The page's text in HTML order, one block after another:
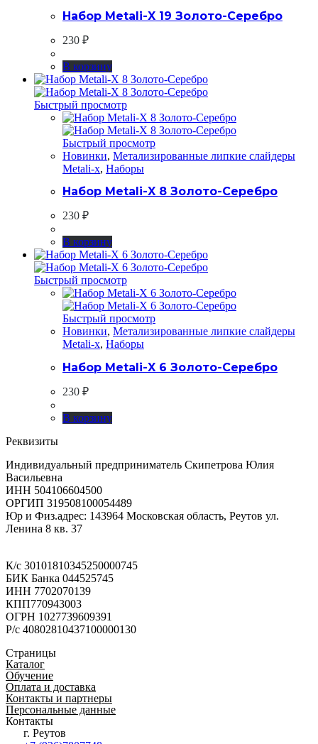
Набор Metali-X 19 Золото-Серебро
230 ₽
В корзину
Быстрый просмотр
Быстрый просмотр
Новинки, Метализированные липкие слайдеры
Metali-x, Наборы
Набор Metali-X 8 Золото-Серебро
230 ₽
В корзину
Быстрый просмотр
Быстрый просмотр
Новинки, Метализированные липкие слайдеры
Metali-x, Наборы
Набор Metali-X 6 Золото-Серебро
230 ₽
В корзину
Реквизиты
Индивидуальный предприниматель Скипетрова Юлия
Васильевна
ИНН 504106604500
ОРГИП 319508100054489
Юр и Физ.адрес: 143964 Московская область, Реутов ул.
Ленина 8 кв. 37
К/с 30101810345250000745
БИК Банка 044525745
ИНН 7702070139
КПП770943003
ОГРН 1027739609391
Р/с 40802810437100000130
Страницы
Каталог
Обучение
Оплата и доставка
Контакты и партнеры
Персональные данные
Контакты
г. Реутов